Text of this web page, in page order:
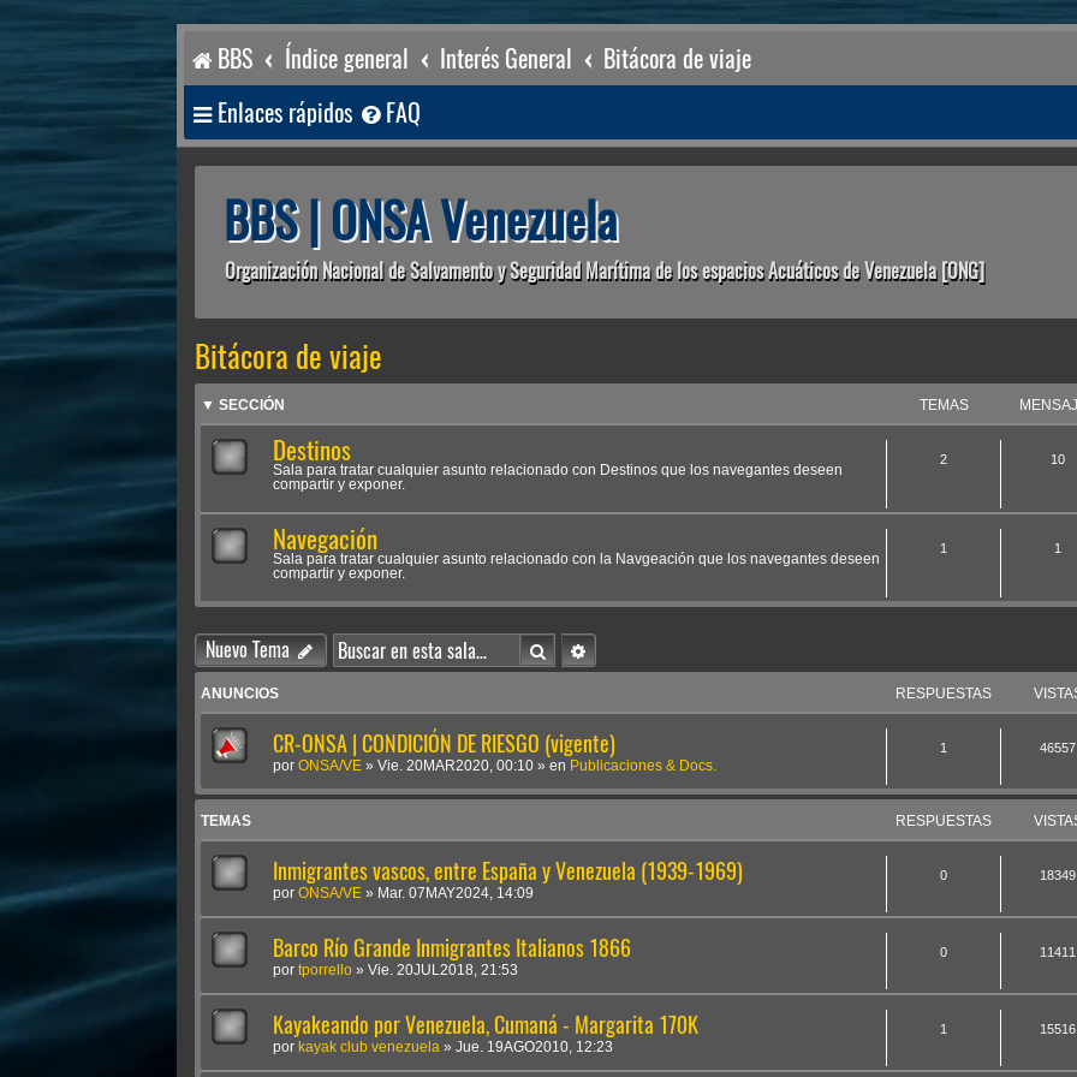
BBS Índice general Interés General Bitácora de viaje
Enlaces rápidos FAQ
BBS | ONSA Venezuela
Organización Nacional de Salvamento y Seguridad Marítima de los espacios Acuáticos de Venezuela [ONG]
Bitácora de viaje
▼ SECCIÓN TEMAS
Destinos
Sala para tratar cualquier asunto relacionado con Destinos que los navegantes deseen
compartir y exponer.
2 10
Navegación
Sala para tratar cualquier asunto relacionado con la Navgeación que los navegantes deseen
compartir y exponer.
1 1
Nuevo Tema BuscarBúsqueda avanzada
ANUNCIOS RESPUESTAS
CR-ONSA | CONDICIÓN DE RIESGO (vigente)
por ONSA/VE » Vie. 20MAR2020, 00:10 » en Publicaciones & Docs.
1 46557
TEMAS RESPUESTAS
Inmigrantes vascos, entre España y Venezuela (1939-1969)
por ONSA/VE » Mar. 07MAY2024, 14:09
0 18349
Barco Río Grande Inmigrantes Italianos 1866
por tporrello » Vie. 20JUL2018, 21:53
0 11411
Kayakeando por Venezuela, Cumaná - Margarita 170K
por kayak club venezuela » Jue. 19AGO2010, 12:23
1 15516